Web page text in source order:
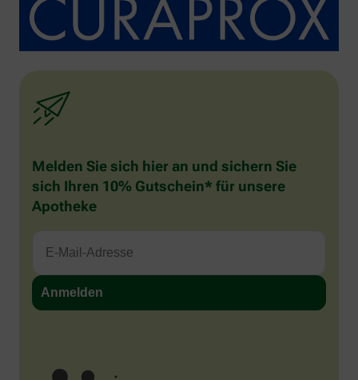
Melden Sie sich hier an und sichern Sie
sich Ihren 10% Gutschein* für unsere
Apotheke